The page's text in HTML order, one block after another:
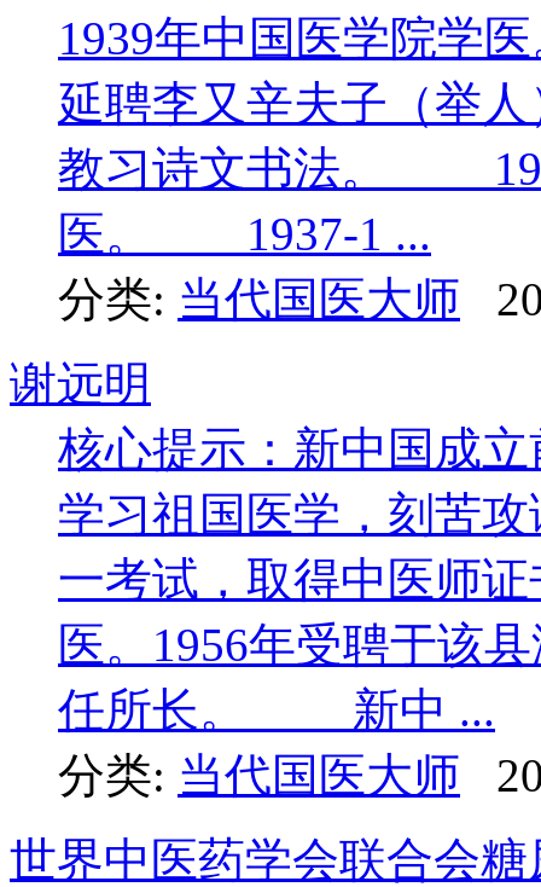
1939年中国医学院学
延聘李又辛夫子（举
教习诗文书法。
医。 1937-1 ...
分类: 当代国医大师
谢远明
核心提示：新中国成
学习祖国医学，刻苦
一考试，取得中医师
医。1956年受聘于该
任所长。 新中 ...
分类: 当代国医大师
世界中医药学会联合会